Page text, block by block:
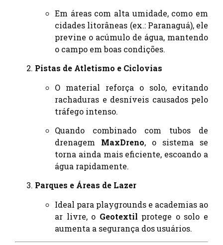
Em áreas com alta umidade, como em
cidades litorâneas (ex.: Paranaguá), ele
previne o acúmulo de água, mantendo
o campo em boas condições.
Pistas de Atletismo e Ciclovias
O material reforça o solo, evitando
rachaduras e desníveis causados pelo
tráfego intenso.
Quando combinado com tubos de
drenagem MaxDreno, o sistema se
torna ainda mais eficiente, escoando a
água rapidamente.
Parques e Áreas de Lazer
Ideal para playgrounds e academias ao
ar livre, o Geotextil protege o solo e
aumenta a segurança dos usuários.